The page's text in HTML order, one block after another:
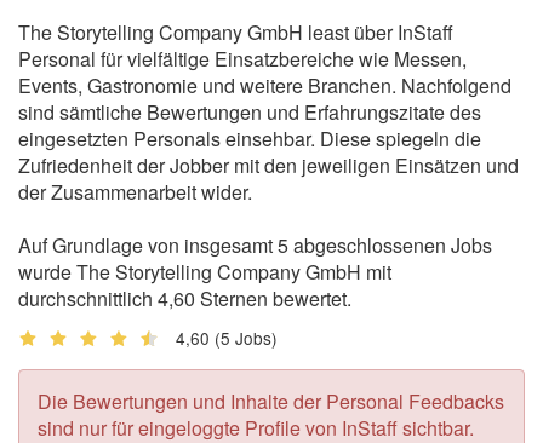
The Storytelling Company GmbH least über InStaff
Personal für vielfältige Einsatzbereiche wie Messen,
Events, Gastronomie und weitere Branchen. Nachfolgend
sind sämtliche Bewertungen und Erfahrungszitate des
eingesetzten Personals einsehbar. Diese spiegeln die
Zufriedenheit der Jobber mit den jeweiligen Einsätzen und
der Zusammenarbeit wider.
Auf Grundlage von insgesamt 5 abgeschlossenen Jobs
wurde The Storytelling Company GmbH mit
durchschnittlich 4,60 Sternen bewertet.
4,60 (5 Jobs)
Die Bewertungen und Inhalte der Personal Feedbacks
sind nur für eingeloggte Profile von InStaff sichtbar.